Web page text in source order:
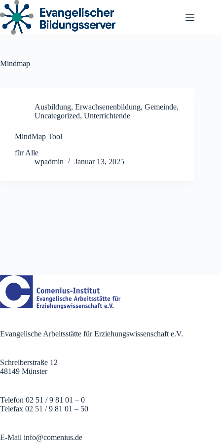
Zum
Inhalt
springen
Mindmap
Ausbildung, Erwachsenenbildung, Gemeinde,
Uncategorized, Unterrichtende
MindMap Tool
für Alle
wpadmin
Januar 13, 2025
Evangelische Arbeitsstätte für Erziehungswissenschaft e.V.
Schreiberstraße 12
48149 Münster
Telefon 02 51 / 9 81 01 – 0
Telefax 02 51 / 9 81 01 – 50
E-Mail info@comenius.de